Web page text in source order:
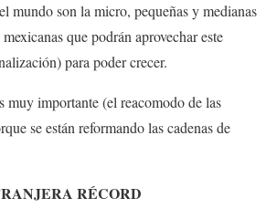
mundo son la micro, pequeñas y medianas
que podrán aprovechar este
para poder crecer.
muy importante (el reacomodo de las
se están reformando las cadenas de
RÉCORD